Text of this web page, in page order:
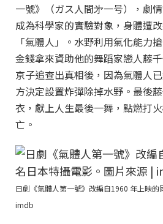
一號》（ガス人間㐧一号），劇
成為科學家的實驗對象，身體遭
「氣體人」。水野利用氣化能力
金錢拿來資助他的舞蹈家戀人藤
京子追查出真相後，因為氣體人
方決定設置炸彈除掉水野。最後
衣，獻上人生最後一舞，點燃打
亡。
日劇《氣體人第一號》改編自1960 年上映的
imdb